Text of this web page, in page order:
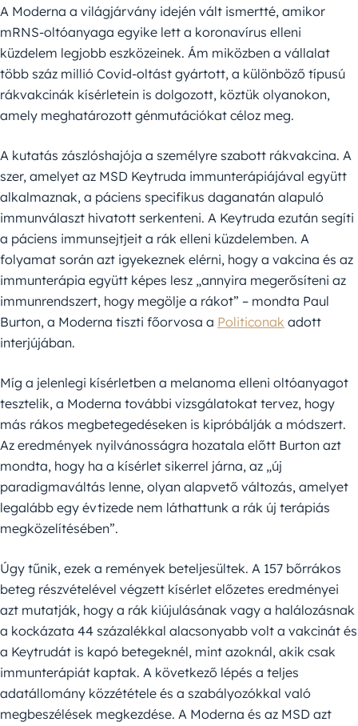
A Moderna a világjárvány idején vált ismertté, amikor
mRNS-oltóanyaga egyike lett a koronavírus elleni
küzdelem legjobb eszközeinek. Ám miközben a vállalat
több száz millió Covid-oltást gyártott, a különböző típusú
rákvakcinák kísérletein is dolgozott, köztük olyanokon,
amely meghatározott génmutációkat céloz meg.
A kutatás zászlóshajója a személyre szabott rákvakcina. A
szer, amelyet az MSD Keytruda immunterápiájával együtt
alkalmaznak, a páciens specifikus daganatán alapuló
immunválaszt hivatott serkenteni. A Keytruda ezután segíti
a páciens immunsejtjeit a rák elleni küzdelemben. A
folyamat során azt igyekeznek elérni, hogy a vakcina és az
immunterápia együtt képes lesz „annyira megerősíteni az
immunrendszert, hogy megölje a rákot” – mondta Paul
Burton, a Moderna tiszti főorvosa a Politiconak adott
interjújában.
Míg a jelenlegi kísérletben a melanoma elleni oltóanyagot
tesztelik, a Moderna további vizsgálatokat tervez, hogy
más rákos megbetegedéseken is kipróbálják a módszert.
Az eredmények nyilvánosságra hozatala előtt Burton azt
mondta, hogy ha a kísérlet sikerrel járna, az „új
paradigmaváltás lenne, olyan alapvető változás, amelyet
legalább egy évtizede nem láthattunk a rák új terápiás
megközelítésében”.
Úgy tűnik, ezek a remények beteljesültek. A 157 bőrrákos
beteg részvételével végzett kísérlet előzetes eredményei
azt mutatják, hogy a rák kiújulásának vagy a halálozásnak
a kockázata 44 százalékkal alacsonyabb volt a vakcinát és
a Keytrudát is kapó betegeknél, mint azoknál, akik csak
immunterápiát kaptak. A következő lépés a teljes
adatállomány közzététele és a szabályozókkal való
megbeszélések megkezdése. A Moderna és az MSD azt